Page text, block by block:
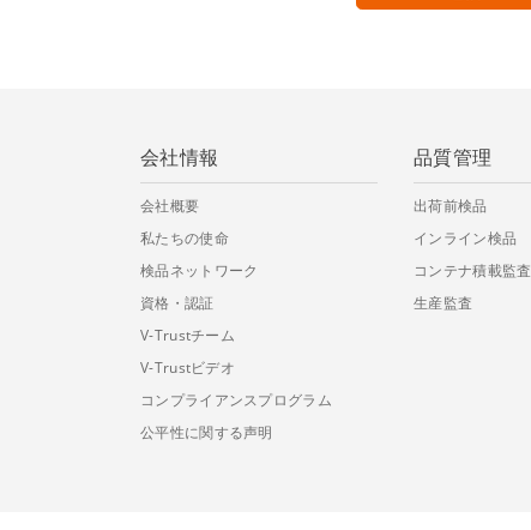
会社情報
会社概要
私たちの使命
検品ネットワーク
資格・認証
V-Trustチーム
V-Trustビデオ
コンプライアンスプログラム
公平性に関する声明
品質管理
出荷前検品
インライン検品
コンテナ積載監査
生産監査